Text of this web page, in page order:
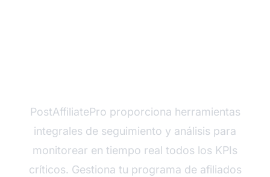
PostAffiliatePro proporciona herramientas
integrales de seguimiento y análisis para
monitorear en tiempo real todos los KPIs
críticos. Gestiona tu programa de afiliados